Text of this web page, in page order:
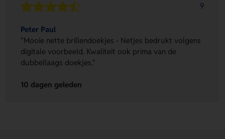
9
Peter Paul
"Mooie nette brillendoekjes - Netjes bedrukt volgens
digitale voorbeeld. Kwaliteit ook prima van de
dubbellaags doekjes."
10 dagen geleden